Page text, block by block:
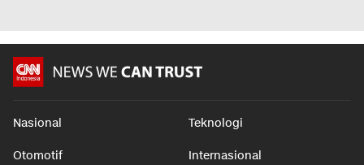
Nasional Teknologi
Otomotif Internasional